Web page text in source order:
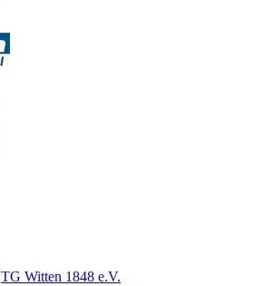
TG Witten 1848 e.V.